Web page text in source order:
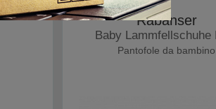
Rabanser
Baby Lammfellschuhe
Pantofole da bambino